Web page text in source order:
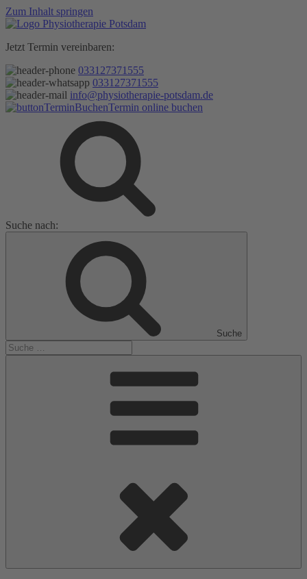
Zum Inhalt springen
Jetzt Termin vereinbaren:
033127371555
033127371555
info@physiotherapie-potsdam.de
Termin online buchen
Suche nach:
Suche